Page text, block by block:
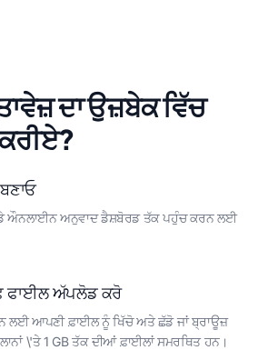
ਦਾ ਉਜ਼ਬੇਕ ਵਿੱਚ
ਔਨਲਾਈਨ ਅਨੁਵਾਦ ਡੈਸ਼ਬੋਰਡ ਤੱਕ ਪਹੁੰਚ ਕਰਨ ਲਈ
ਫਾਈਲ ਅੱਪਲੋਡ ਕਰੋ
ਲਈ ਆਪਣੀ ਫ਼ਾਈਲ ਨੂੰ ਖਿੱਚੋ ਅਤੇ ਛੱਡੋ ਜਾਂ ਬ੍ਰਾਊਜ਼
\'ਤੇ 1 GB ਤੱਕ ਦੀਆਂ ਫ਼ਾਈਲਾਂ ਸਮਰਥਿਤ ਹਨ।